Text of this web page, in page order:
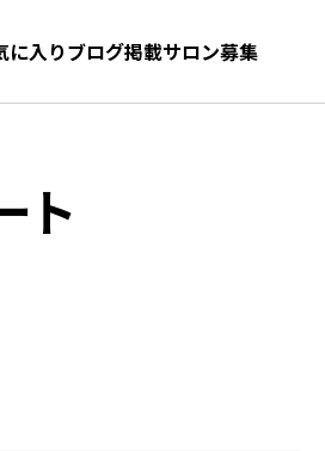
に入りブログ掲載サロン募集
り 髪型をさがす
ト